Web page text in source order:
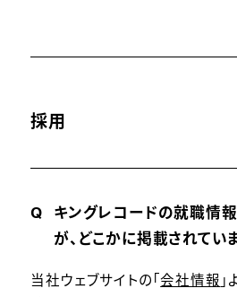
採用
キングレコードの就職情
が、どこかに掲載されてい
当社ウェブサイトの「会社情報 」